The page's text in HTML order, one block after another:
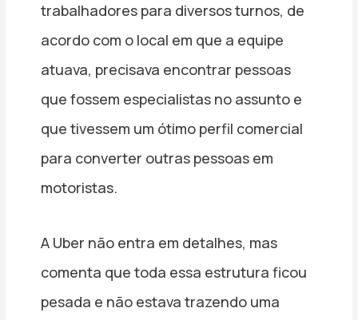
trabalhadores para diversos turnos, de
acordo com o local em que a equipe
atuava, precisava encontrar pessoas
que fossem especialistas no assunto e
que tivessem um ótimo perfil comercial
para converter outras pessoas em
motoristas.
A Uber não entra em detalhes, mas
comenta que toda essa estrutura ficou
pesada e não estava trazendo uma